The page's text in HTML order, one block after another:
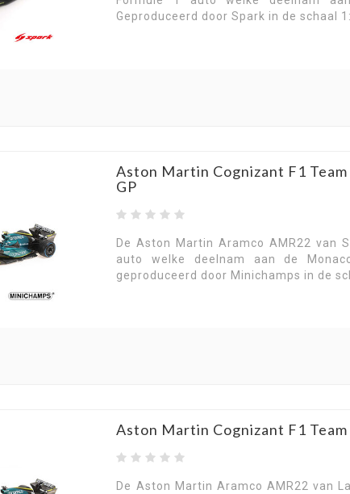
Geproduceerd door Spark in de schaal
Aston Martin Cognizant F1
GP
De Aston Martin Aramco AMR22 van
auto welke deelnam aan de
geproduceerd door Minichamps in de
Aston Martin Cognizant F1
De Aston Martin Aramco AMR22 van